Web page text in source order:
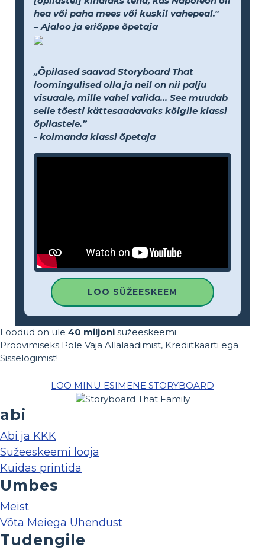
hea või paha mees või kuskil vahepeal."
– Ajaloo ja eriõppe õpetaja
„Õpilased saavad Storyboard That
loomingulised olla ja neil on nii palju
visuaale, mille vahel valida... See muudab
selle tõesti kättesaadavaks kõigile klassi
õpilastele.”
- kolmanda klassi õpetaja
LOO SÜŽEESKEEM
Loodud on üle 40 miljoni süžeeskeemi
Proovimiseks Pole Vaja Allalaadimist, Krediitkaarti ega
Sisselogimist!
LOO MINU ESIMENE STORYBOARD
abi
Abi ja KKK
Süžeeskeemi looja
Kuidas printida
Umbes
Meist
Võta Meiega Ühendust
Tudengile